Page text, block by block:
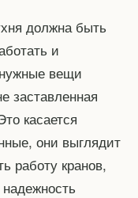
должна быть
и
вещи
заставленная
касается
они выглядит
работу кранов,